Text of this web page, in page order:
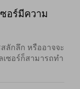
อร์มีความ
ลักลึก หรืออาจจะ
ซอร์ก็สามารถทำ